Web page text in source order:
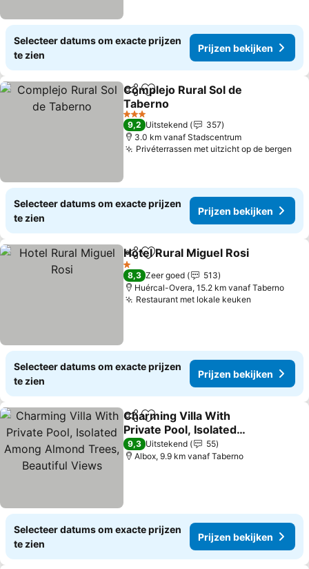
Selecteer datums om exacte prijzen
te zien
Prijzen bekijken
DelenToevoegen aan favorieten
Complejo Rural Sol de
Taberno
Prijzen bekijken
3 Sterren
9,2 Uitstekend
357
3.0 km vanaf Stadscentrum
Privéterrassen met uitzicht op de bergen
Selecteer datums om exacte prijzen
te zien
Prijzen bekijken
DelenToevoegen aan favorieten
Hotel Rural Miguel Rosi
1 Sterren
8,3 Zeer goed
513
Huércal-Overa, 15.2 km vanaf Taberno
Restaurant met lokale keuken
Selecteer datums om exacte prijzen
te zien
Prijzen bekijken
DelenToevoegen aan favorieten
Charming Villa With
Private Pool, Isolated
Among Almond Trees,
Beautiful Views
Prijzen bekijken
9,3 Uitstekend
55
Albox, 9.9 km vanaf Taberno
Selecteer datums om exacte prijzen
te zien
Prijzen bekijken